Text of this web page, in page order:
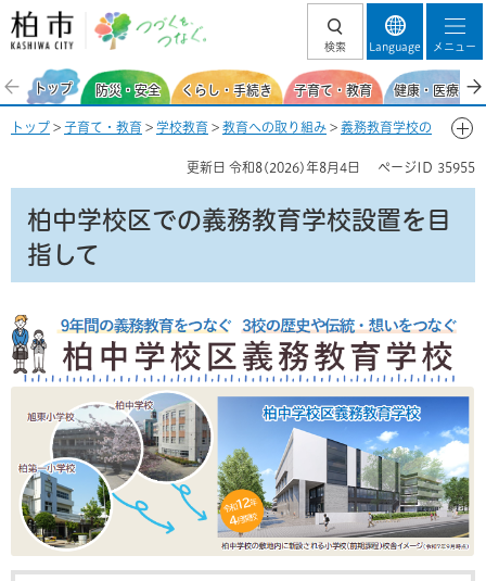
柏市 つづくを、
検索 Language メニュー
トップ 防災・安全 くらし・手続き 子育て・教育 健康・医療・
トップ > 子育て・教育 > 学校教育 > 教育への取り組み > 義務教育学校の
更新日 令和8(2026)年8月4日 ページID 35955
柏中学校区での義務教育学校設置を目
指して